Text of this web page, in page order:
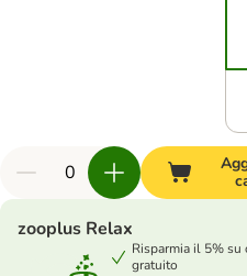
zooplus Relax
Risparmia il 5%
gratuito